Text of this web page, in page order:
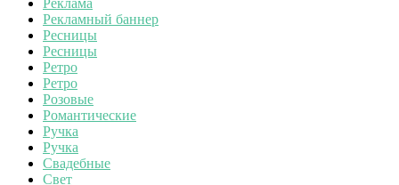
Рекламный баннер
Ресницы
Ресницы
Ретро
Ретро
Розовые
Романтические
Ручка
Ручка
Свадебные
Свет